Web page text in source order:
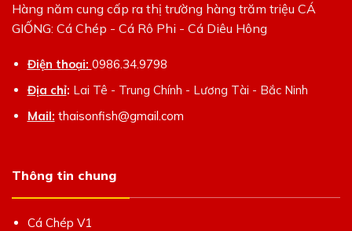
Hàng năm cung cấp ra thị trường hàng trăm triệu CÁ
GIỐNG: Cá Chép - Cá Rô Phi - Cá Diêu Hông
Điện thoại: 0986.34.9798
Địa chỉ: Lai Tê - Trung Chính - Lương Tài - Bắc Ninh
Mail: thaisonfish@gmail.com
Thông tin chung
Cá Chép V1